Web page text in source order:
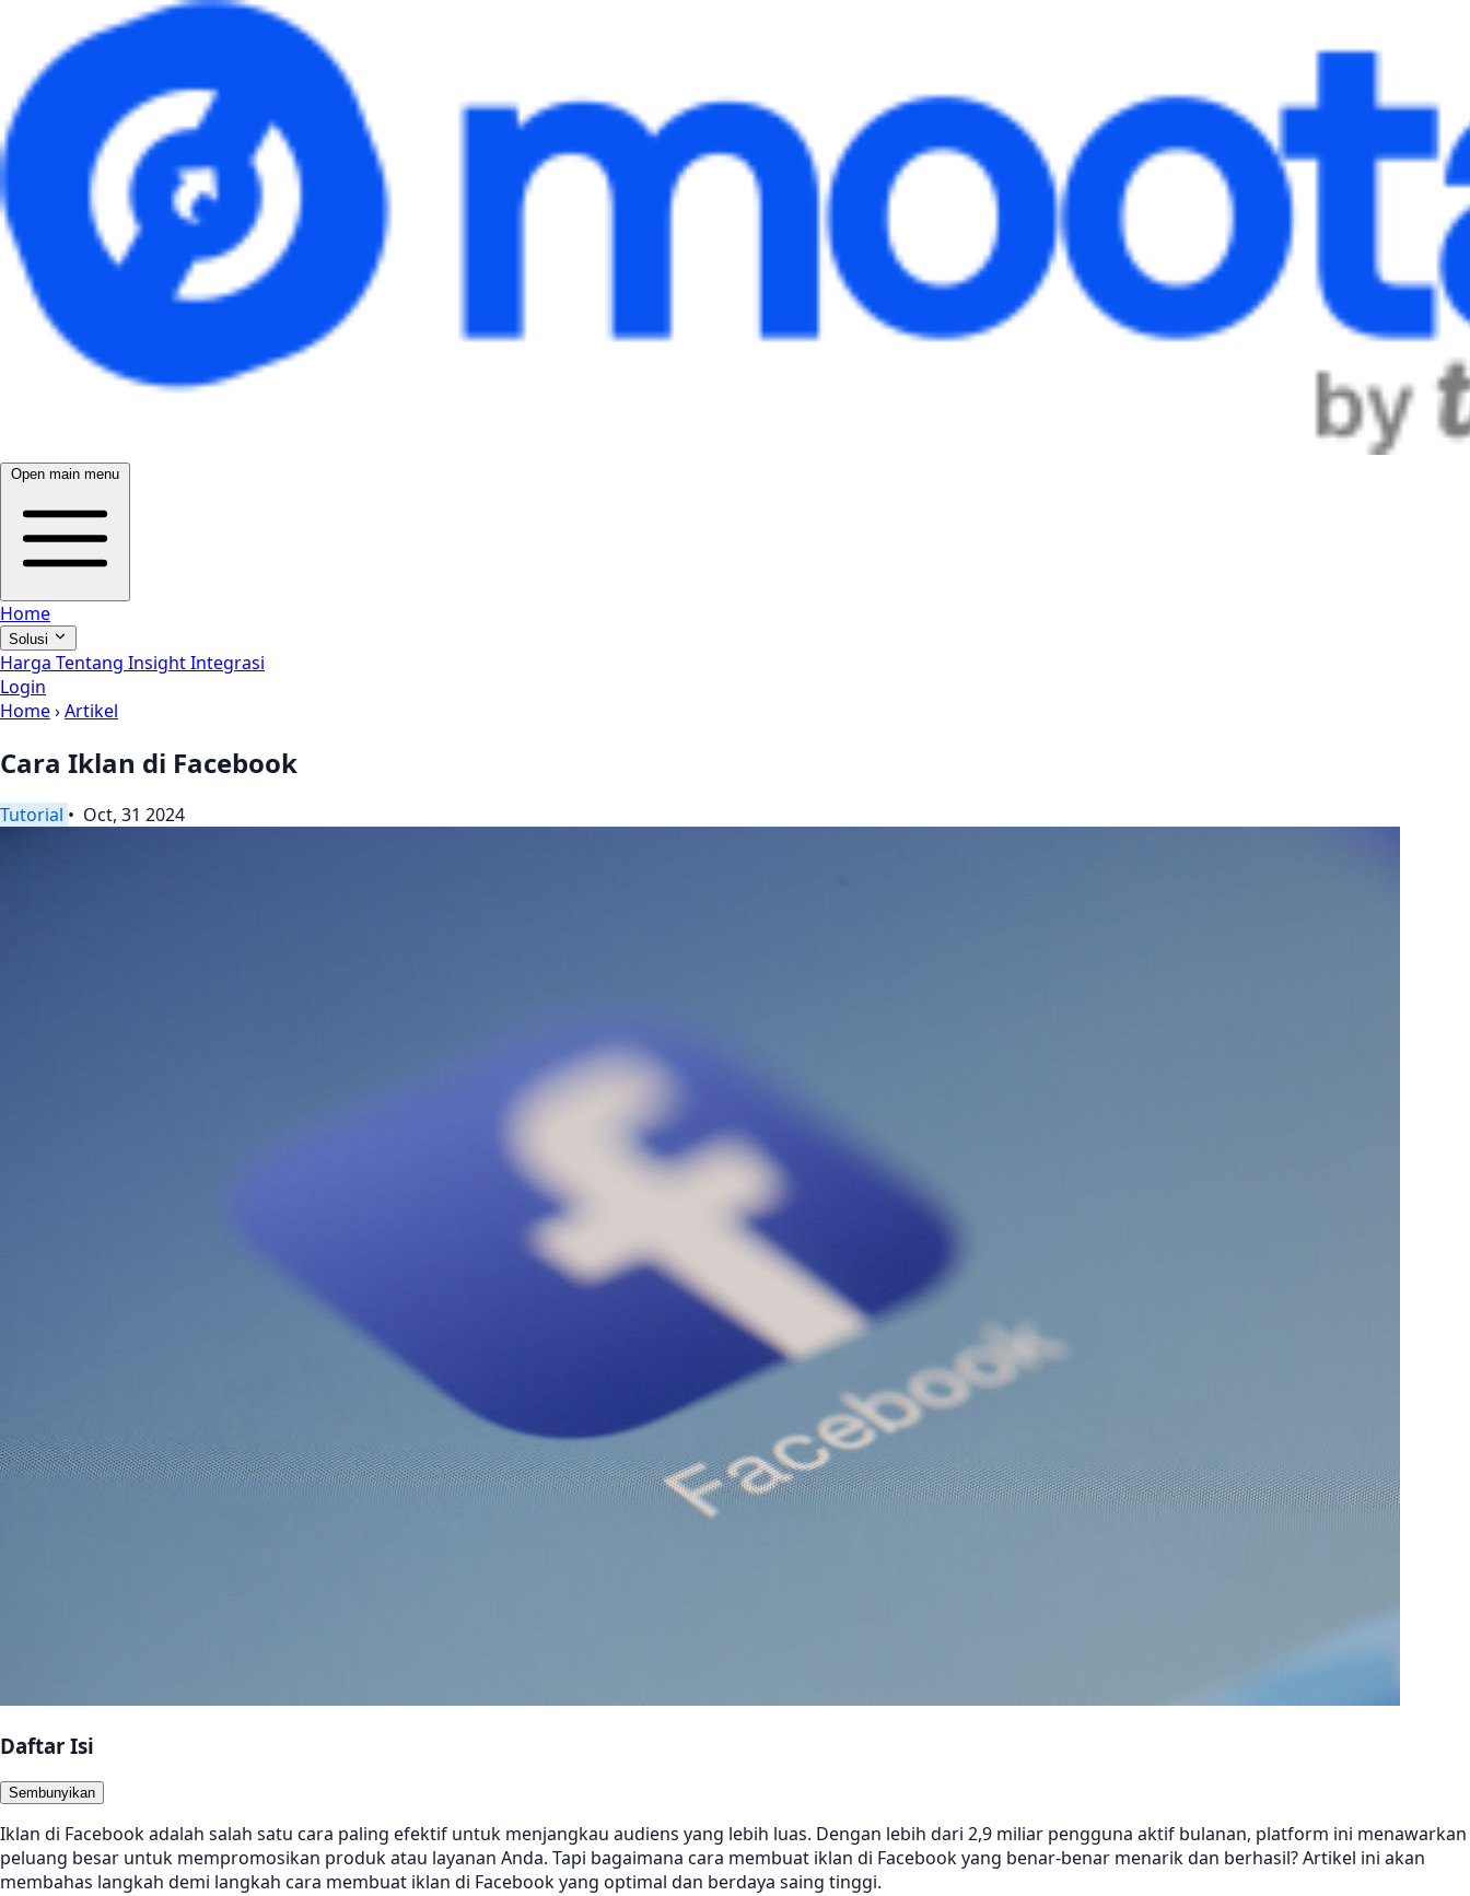
Open main menu
Home
Solusi
Harga Tentang InsightIntegrasi
Login
Home›Artikel
Cara Iklan di Facebook
Tutorial • Oct, 31 2024
Daftar Isi
Sembunyikan
Iklan di Facebook adalah salah satu cara paling efektif untuk menjangkau audiens yang lebih luas. Dengan lebih dari 2,9 miliar pengguna aktif bulanan, platform ini menawarkan
peluang besar untuk mempromosikan produk atau layanan Anda. Tapi bagaimana cara membuat iklan di Facebook yang benar-benar menarik dan berhasil? Artikel ini akan
membahas langkah demi langkah cara membuat iklan di Facebook yang optimal dan berdaya saing tinggi.